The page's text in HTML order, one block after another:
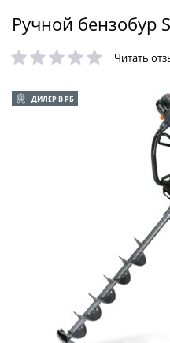
Ручной бензобур
Читать
ДИЛЕР В РБ